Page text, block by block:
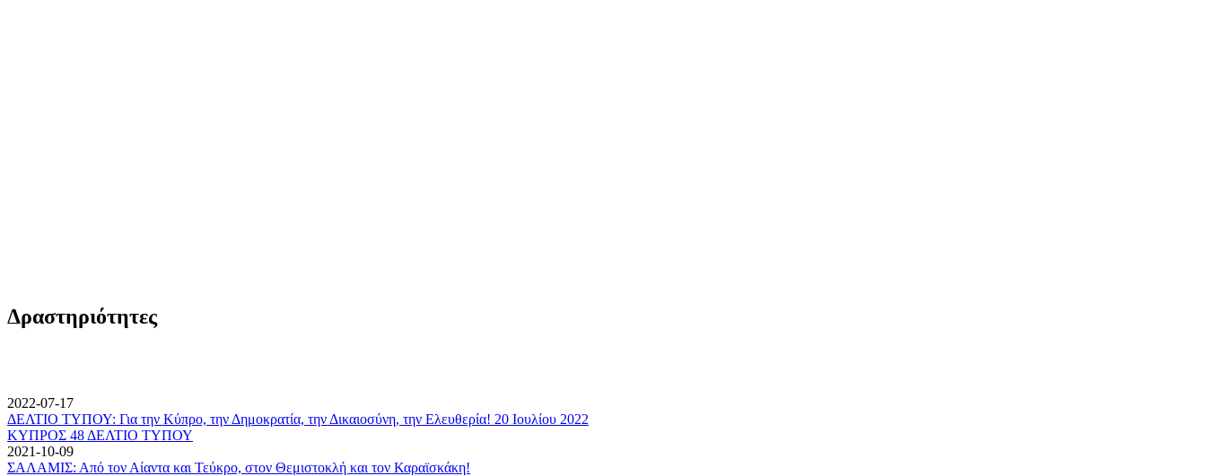
Δραστηριότητες
2022-07-17
ΔΕΛΤΙΟ ΤΥΠΟΥ: Για την Κύπρο, την Δημοκρατία, την Δικαιοσύνη, την Ελευθερία! 20 Ιουλίου 2022
ΚΥΠΡΟΣ 48 ΔΕΛΤΙΟ ΤΥΠΟΥ
2021-10-09
ΣΑΛΑΜΙΣ: Από τον Αίαντα και Τεύκρο, στον Θεμιστοκλή και τον Καραϊσκάκη!